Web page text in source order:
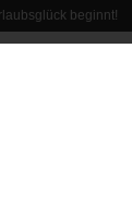
beginnt!